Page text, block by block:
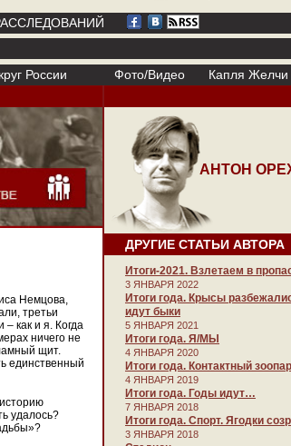
России Фото/Видео
Капля Желчи
Немцова,
третьи
как и я. Когда
ничего не
щит.
единственный
удалось?
АНТОН
ДРУГИЕ СТАТЬИ АВТОРА
Итоги-2021. Взлетаем в
3 ЯНВАРЯ 2022
Итоги года. Крысы
идут быки
5 ЯНВАРЯ 2021
Итоги года. Я/МЫ
4 ЯНВАРЯ 2020
Итоги года. Контактный
4 ЯНВАРЯ 2019
Итоги года. Годы идут…
7 ЯНВАРЯ 2018
Итоги года. Спорт. Ягодки
3 ЯНВАРЯ 2018